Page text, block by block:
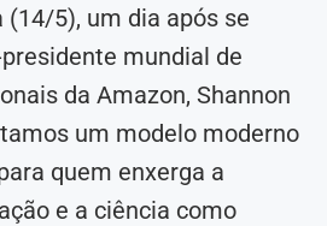
5), um dia após se
mundial de
da Amazon, Shannon
um modelo moderno
quem enxerga a
e a ciência como